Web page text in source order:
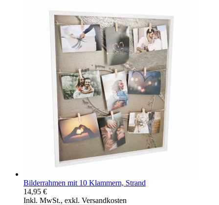
Bilderrahmen mit 10 Klammern, Strand
14,95 €
Inkl. MwSt., exkl. Versandkosten